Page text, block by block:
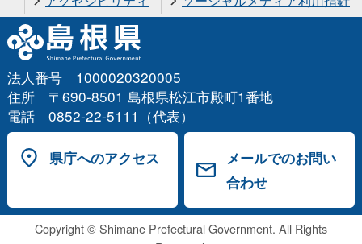
法人番号 1000020320005
住所 〒690-8501 島根県松江市殿町1番地
電話 0852-22-5111（代表）
県庁へのアクセス
メールでのお問い
合わせ
Copyright © Shimane Prefectural Government. All Rights